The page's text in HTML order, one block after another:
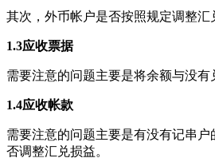
其次，外币帐户是否按照规定调整汇
1.3应收票据
需要注意的问题主要是将余额与没
1.4应收帐款
需要注意的问题主要是有没有记串
否调整汇兑损益。